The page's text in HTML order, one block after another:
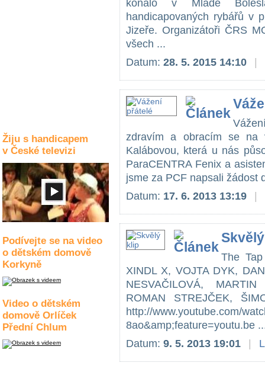
Žiju s handicapem
v České televizi
Podívejte se na video
o dětském domově
Korkyně
Video o dětském
domově Orlíček
Přední Chlum
konalo v Mladé
handicapovaných rybářů v
Jizeře. Organizátoři ČRS
všech ...
Datum: 28. 5. 2015 14:10
zdravím a obracím se na
Kalábovou, která u nás
ParaCENTRA Fenix a
jsme za PCF napsali žádost
Datum: 17. 6. 2013 13:19
The
XINDL X, VOJTA DYK,
NESVAČILOVÁ,
ROMAN STREJČEK,
http://www.youtube.com/
8ao&amp;feature=youtu.be
Datum: 9. 5. 2013 19:01